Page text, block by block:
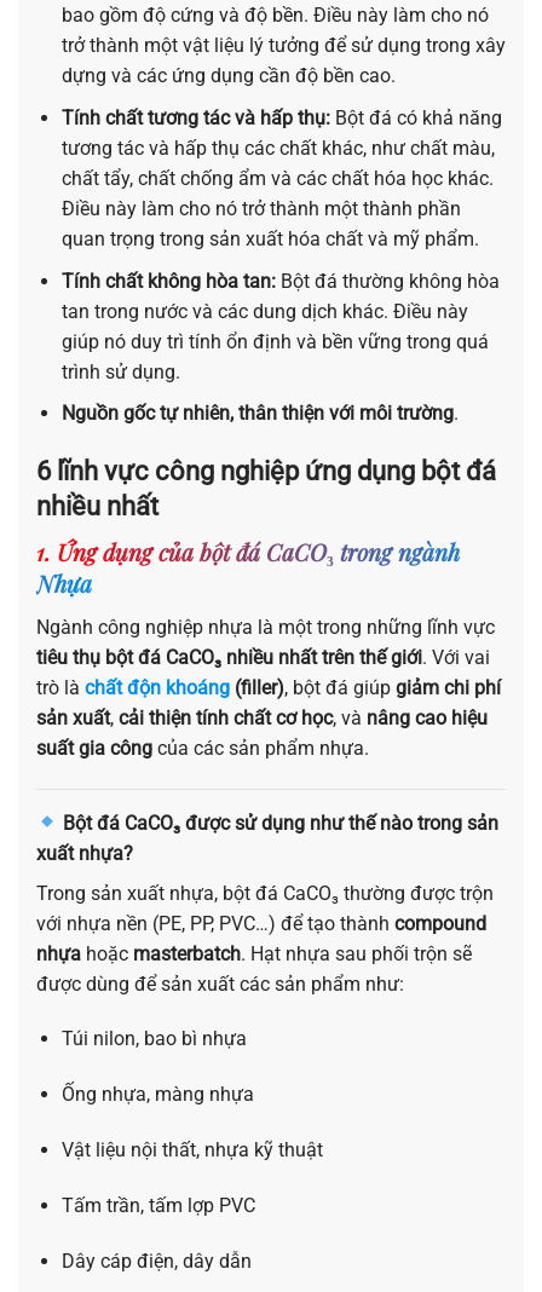
bao gồm độ cứng và độ bền. Điều này làm cho nó
trở thành một vật liệu lý tưởng để sử dụng trong xây
dựng và các ứng dụng cần độ bền cao.
Tính chất tương tác và hấp thụ:Bột đá có khả năng
tương tác và hấp thụ các chất khác, như chất màu,
chất tẩy, chất chống ẩm và các chất hóa học khác.
Điều này làm cho nó trở thành một thành phần
quan trọng trong sản xuất hóa chất và mỹ phẩm.
Tính chất không hòa tan:Bột đá thường không hòa
tan trong nước và các dung dịch khác. Điều này
giúp nó duy trì tính ổn định và bền vững trong quá
trình sử dụng.
Nguồn gốc tự nhiên, thân thiện với môi trường.
6 lĩnh vực công nghiệp ứng dụng bột đá
nhiều nhất
1. Ứng dụng của bột đá CaCO₃ trong ngành
Nhựa
Ngành công nghiệp nhựa là một trong những lĩnh vực
tiêu thụ bột đá CaCO₃ nhiều nhất trên thế giới. Với vai
trò là chất độn khoáng (filler), bột đá giúp giảm chi phí
sản xuất, cải thiện tính chất cơ học, và nâng cao hiệu
suất gia công của các sản phẩm nhựa.
Bột đá CaCO₃ được sử dụng như thế nào trong sản
xuất nhựa?
Trong sản xuất nhựa, bột đá CaCO₃ thường được trộn
với nhựa nền (PE, PP, PVC…) để tạo thành compound
nhựa hoặc masterbatch. Hạt nhựa sau phối trộn sẽ
được dùng để sản xuất các sản phẩm như:
Túi nilon, bao bì nhựa
Ống nhựa, màng nhựa
Vật liệu nội thất, nhựa kỹ thuật
Tấm trần, tấm lợp PVC
Dây cáp điện, dây dẫn